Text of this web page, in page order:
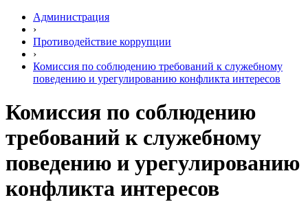
Администрация
›
Противодействие коррупции
›
Комиссия по соблюдению требований к служебному
поведению и урегулированию конфликта интересов
Комиссия по соблюдению
требований к служебному
поведению и урегулированию
конфликта интересов